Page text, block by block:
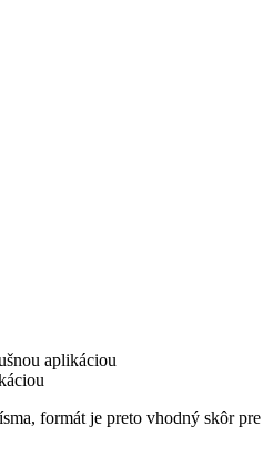
aplikáciou
formát je preto vhodný skôr pre